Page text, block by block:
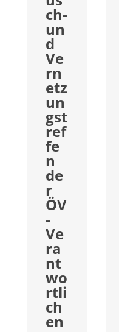
ch-
un
d
Ve
rn
etz
un
gst
ref
fe
n
de
r
ÖV
-
Ve
ra
nt
wo
rtli
ch
en